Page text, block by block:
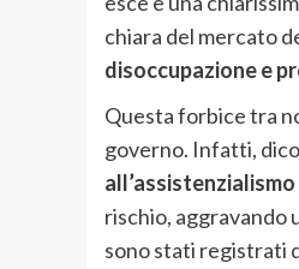
chiara del mercato
disoccupazione e
Questa forbice tra
governo. Infatti,
rischio, aggravando
sono stati registrati